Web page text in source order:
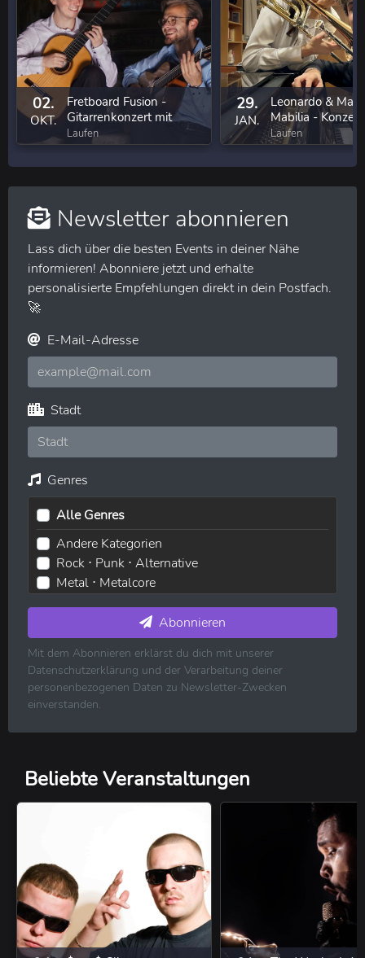
02.
OKT.
Fretboard Fusion -
Gitarrenkonzert mit
Oliver Jungbauer & Mark
Leighton
Laufen
29.
JAN.
Leonardo &
Mabilia -
Klavier und
Laufen
Newsletter abonnieren
Lass dich über die besten Events in deiner Nähe
informieren! Abonniere jetzt und erhalte
personalisierte Empfehlungen direkt in dein Postfach.
🚀
E-Mail-Adresse
Stadt
Genres
Alle Genres
Andere Kategorien
Rock ⋅ Punk ⋅ Alternative
Metal ⋅ Metalcore
Pop ⋅ Dance ⋅ Indie
Hip-Hop ⋅ Rap
R&B ⋅ Soul ⋅ Blues ⋅ Jazz
Volksmusik ⋅ Folk ⋅ Country ⋅ Schlager
Klassische Musik
Abonnieren
Mit dem Abonnieren erklärst du dich mit unserer
Datenschutzerklärung und der Verarbeitung deiner
personenbezogenen Daten zu Newsletter-Zwecken
einverstanden.
Beliebte Veranstaltungen